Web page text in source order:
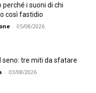
perché i suoni di chi
così fastidio
- 05/08/2026
tre miti da sfatare
- 03/08/2026